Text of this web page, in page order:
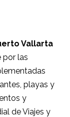
Vallarta
por las
playas y
y
de Viajes y